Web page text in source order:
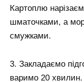
Картоплю
шматочками, а
смужками.
3. Закладаємо
варимо 20 хвилин.